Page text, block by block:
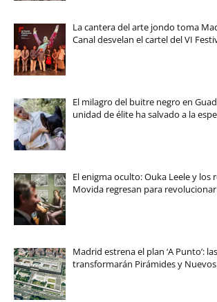
La cantera del arte jondo toma
Canal desvelan el cartel del VI
El milagro del buitre negro en
unidad de élite ha salvado a la
El enigma oculto: Ouka Leele y los
Movida regresan para
Madrid estrena el plan ‘A Punto’:
transformarán Pirámides y